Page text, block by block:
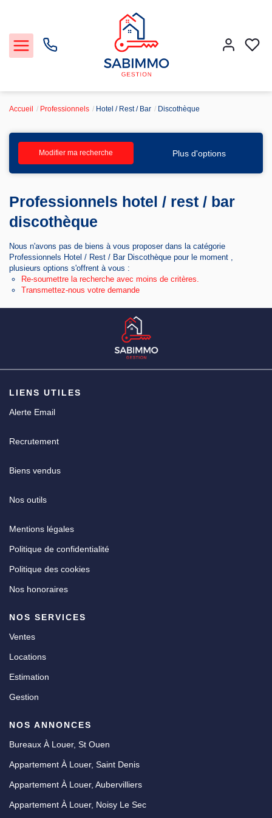
Notre Service Gestion et Location
Vendre
Agence
CGV
Accueil Professionnels Hotel / Rest / Bar Discothèque
Modifier ma recherche Plus d'options
Professionnels hotel / rest / bar
discothèque
Nous n'avons pas de biens à vous proposer dans la catégorie
Professionnels Hotel / Rest / Bar Discothèque pour le moment ,
plusieurs options s'offrent à vous :
Re-soumettre la recherche avec moins de critères.
Transmettez-nous votre demande
LIENS UTILES
Alerte Email
Recrutement
Biens vendus
Nos outils
Mentions légales
Politique de confidentialité
Politique des cookies
Nos honoraires
NOS SERVICES
Ventes
Locations
Estimation
Gestion
NOS ANNONCES
Bureaux À Louer, St Ouen
Appartement À Louer, Saint Denis
Appartement À Louer, Aubervilliers
Appartement À Louer, Noisy Le Sec